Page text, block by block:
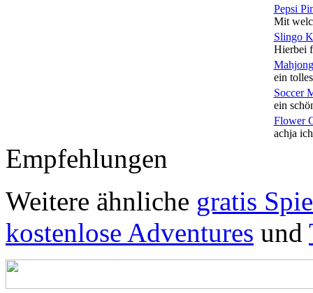
Pepsi
Mit
Slingo
Hierbei
ein
Soccer
ein
Flower
achja
Empfehlungen
Weitere ähnliche gratis
kostenlose Adventures und